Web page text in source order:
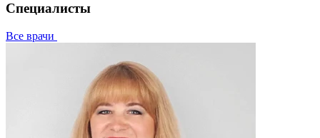
Специалисты
Все врачи